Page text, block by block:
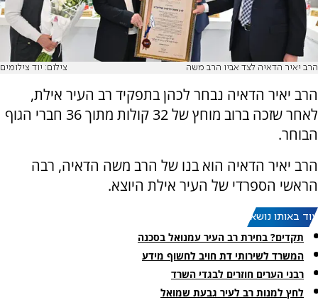
הרב יאיר הדאיה לצד אביו הרב משה צילום: יוד צילומים
הרב יאיר הדאיה נבחר לכהן בתפקיד רב העיר אילת,
לאחר שזכה ברוב מוחץ של 32 קולות מתוך 36 חברי הגוף
הבוחר.
הרב יאיר הדאיה הוא בנו של הרב משה הדאיה, רבה
הראשי הספרדי של העיר אילת היוצא.
עוד באותו נושא:
תקדים? בחירת רב העיר עמנואל בסכנה
המשרד לשירותי דת חויב לחשוף מידע
רבני הערים חוזרים לבגדי השרד
לחץ למנות רב לעיר גבעת שמואל